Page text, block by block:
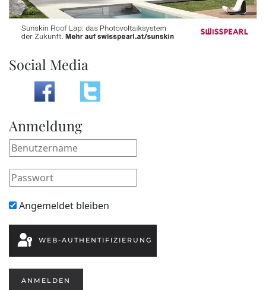
Social Media
Anmeldung
Angemeldet bleiben
WEB-AUTHENTIFIZIERUNG
ANMELDEN